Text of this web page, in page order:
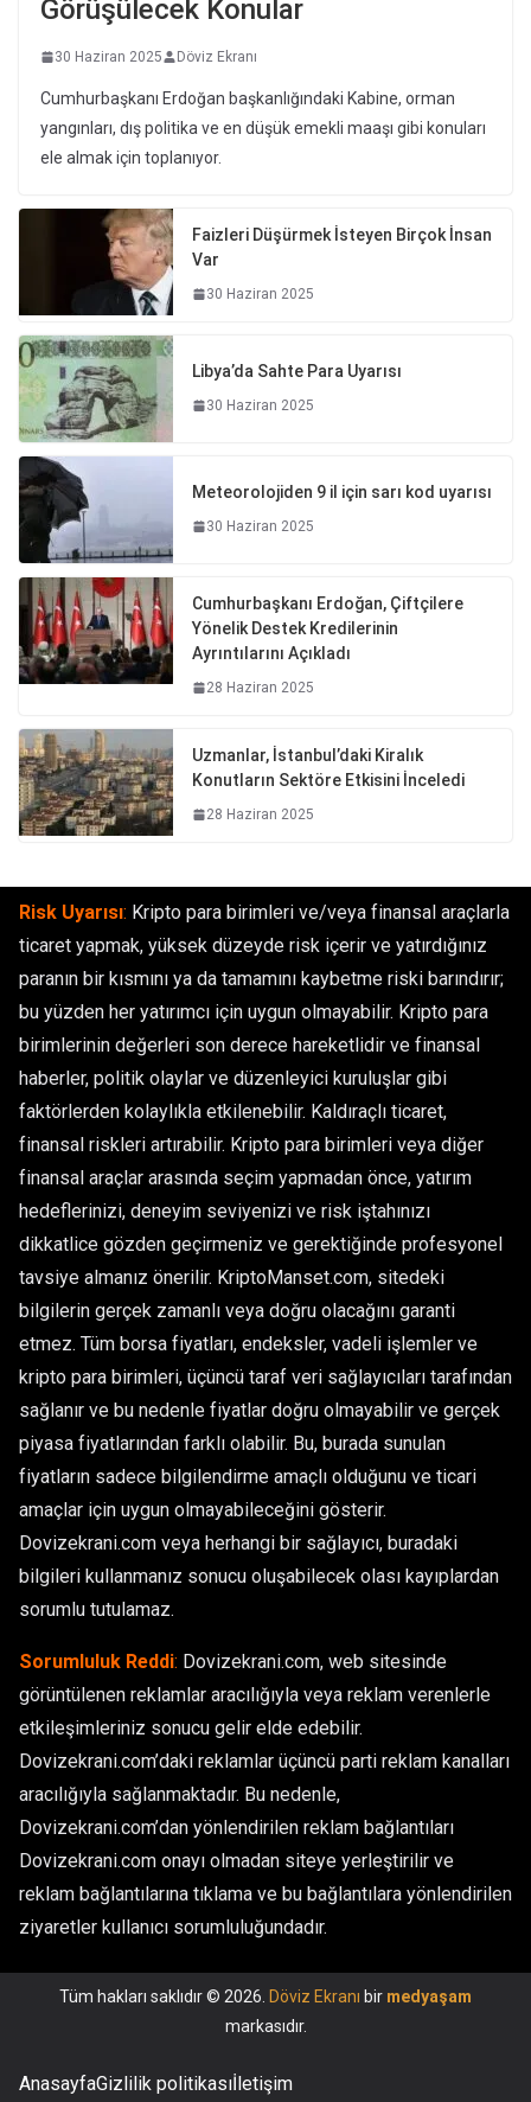
Görüşülecek Konular
30 Haziran 2025 Döviz Ekranı
Cumhurbaşkanı Erdoğan başkanlığındaki Kabine, orman
yangınları, dış politika ve en düşük emekli maaşı gibi konuları
ele almak için toplanıyor.
Faizleri Düşürmek İsteyen Birçok İnsan
Var
30 Haziran 2025
Libya’da Sahte Para Uyarısı
30 Haziran 2025
Meteorolojiden 9 il için sarı kod uyarısı
30 Haziran 2025
Cumhurbaşkanı Erdoğan, Çiftçilere
Yönelik Destek Kredilerinin
Ayrıntılarını Açıkladı
28 Haziran 2025
Uzmanlar, İstanbul’daki Kiralık
Konutların Sektöre Etkisini İnceledi
28 Haziran 2025
Risk Uyarısı: Kripto para birimleri ve/veya finansal araçlarla
ticaret yapmak, yüksek düzeyde risk içerir ve yatırdığınız
paranın bir kısmını ya da tamamını kaybetme riski barındırır;
bu yüzden her yatırımcı için uygun olmayabilir. Kripto para
birimlerinin değerleri son derece hareketlidir ve finansal
haberler, politik olaylar ve düzenleyici kuruluşlar gibi
faktörlerden kolaylıkla etkilenebilir. Kaldıraçlı ticaret,
finansal riskleri artırabilir. Kripto para birimleri veya diğer
finansal araçlar arasında seçim yapmadan önce, yatırım
hedeflerinizi, deneyim seviyenizi ve risk iştahınızı
dikkatlice gözden geçirmeniz ve gerektiğinde profesyonel
tavsiye almanız önerilir. KriptoManset.com, sitedeki
bilgilerin gerçek zamanlı veya doğru olacağını garanti
etmez. Tüm borsa fiyatları, endeksler, vadeli işlemler ve
kripto para birimleri, üçüncü taraf veri sağlayıcıları tarafından
sağlanır ve bu nedenle fiyatlar doğru olmayabilir ve gerçek
piyasa fiyatlarından farklı olabilir. Bu, burada sunulan
fiyatların sadece bilgilendirme amaçlı olduğunu ve ticari
amaçlar için uygun olmayabileceğini gösterir.
Dovizekrani.com veya herhangi bir sağlayıcı, buradaki
bilgileri kullanmanız sonucu oluşabilecek olası kayıplardan
sorumlu tutulamaz.
Sorumluluk Reddi: Dovizekrani.com, web sitesinde
görüntülenen reklamlar aracılığıyla veya reklam verenlerle
etkileşimleriniz sonucu gelir elde edebilir.
Dovizekrani.com’daki reklamlar üçüncü parti reklam kanalları
aracılığıyla sağlanmaktadır. Bu nedenle,
Dovizekrani.com’dan yönlendirilen reklam bağlantıları
Dovizekrani.com onayı olmadan siteye yerleştirilir ve
reklam bağlantılarına tıklama ve bu bağlantılara yönlendirilen
ziyaretler kullanıcı sorumluluğundadır.
Tüm hakları saklıdır © 2026. Döviz Ekranı bir medyaşam
markasıdır.
AnasayfaGizlilik politikasıİletişim